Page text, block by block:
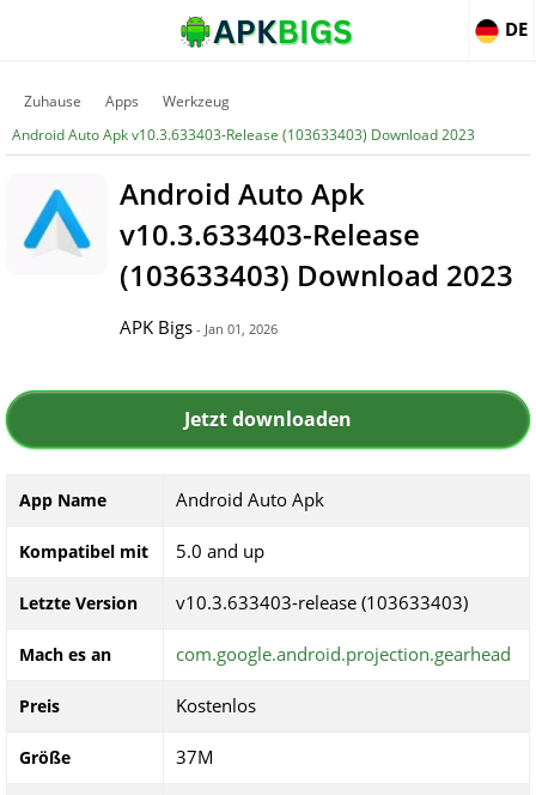
DE
Zuhause Apps
Werkzeug
Android Auto Apk v10.3.633403-Release (103633403) Download 2023
Android Auto Apk
v10.3.633403-Release
(103633403) Download 2023
APK Bigs - Jan 01, 2026
Jetzt downloaden
App Name Android Auto Apk
Kompatibel mit 5.0 and up
Letzte Version v10.3.633403-release (103633403)
Mach es an com.google.android.projection.gearhead
Preis Kostenlos
Größe 37M